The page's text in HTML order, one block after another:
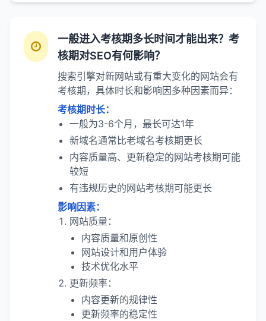
一般进入考核期多长时间才能出来？考
核期对SEO有何影响？
搜索引擎对新网站或有重大变化的网站会有
考核期，具体时长和影响因多种因素而异：
考核期时长：
一般为3-6个月，最长可达1年
新域名通常比老域名考核期更长
内容质量高、更新稳定的网站考核期可能
较短
有违规历史的网站考核期可能更长
影响因素：
网站质量：
内容质量和原创性
网站设计和用户体验
技术优化水平
更新频率：
内容更新的规律性
更新频率的稳定性